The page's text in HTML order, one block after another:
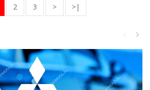
2 3 > >|